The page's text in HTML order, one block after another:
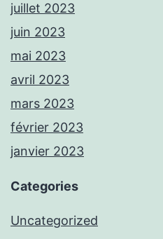
juillet 2023
juin 2023
mai 2023
avril 2023
mars 2023
février 2023
janvier 2023
Categories
Uncategorized